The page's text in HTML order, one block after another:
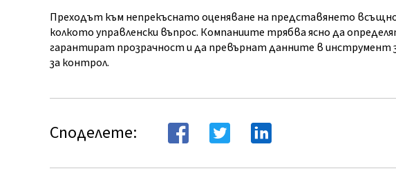
Преходът към непрекъснато оценяване на представянето
колкото управленски въпрос. Компаниите трябва ясно да
гарантират прозрачност и да превърнат данните в инструмент
за контрол.
Споделете: